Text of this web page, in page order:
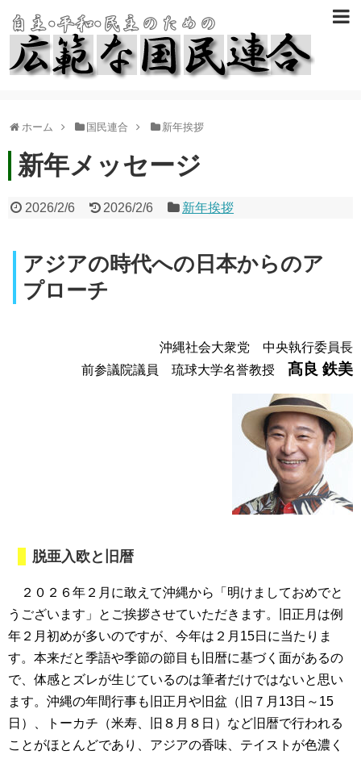
ホーム 国民連合 新年挨拶
新年メッセージ
2026/2/6 2026/2/6 新年挨拶
アジアの時代への日本からのア
プローチ
沖縄社会大衆党 中央執行委員長
前参議院議員 琉球大学名誉教授 髙良 鉄美
脱亜入欧と旧暦
２０２６年２月に敢えて沖縄から「明けましておめでと
うございます」とご挨拶させていただきます。旧正月は例
年２月初めが多いのですが、今年は２月15日に当たりま
す。本来だと季語や季節の節目も旧暦に基づく面があるの
で、体感とズレが生じているのは筆者だけではないと思い
ます。沖縄の年間行事も旧正月や旧盆（旧７月13日～15
日）、トーカチ（米寿、旧８月８日）など旧暦で行われる
ことがほとんどであり、アジアの香味、テイストが色濃く